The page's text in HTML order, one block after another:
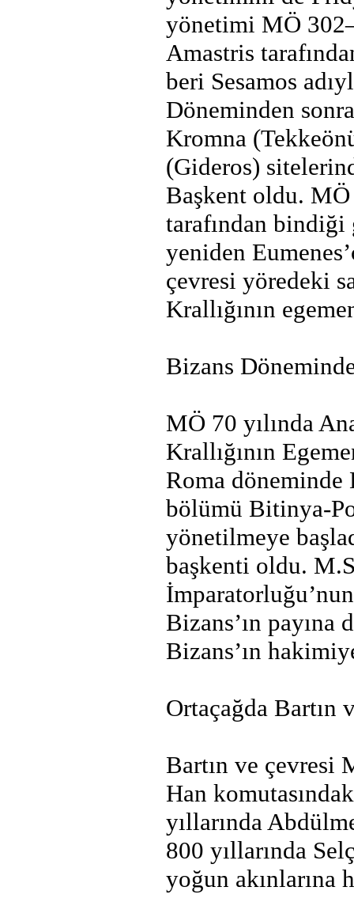
yönetimi MÖ
Amastris
beri Sesamos
Döneminden
Kromna
(Gideros)
Başkent oldu.
tarafından
yeniden
çevresi yöredeki
Krallığının
Bizans
MÖ 70 yılında
Krallığının
Roma
bölümü Bitinya-
yönetilmeye
başkenti oldu.
Bizans’ın payına
Bizans’ın
Ortaçağda Bartın
Bartın ve çevresi
Han
yıllarında
800 yıllarında
yoğun akınlarına